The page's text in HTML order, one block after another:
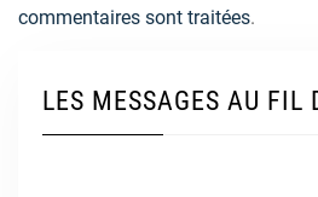
commentaires sont traitées.
LES MESSAGES AU FIL